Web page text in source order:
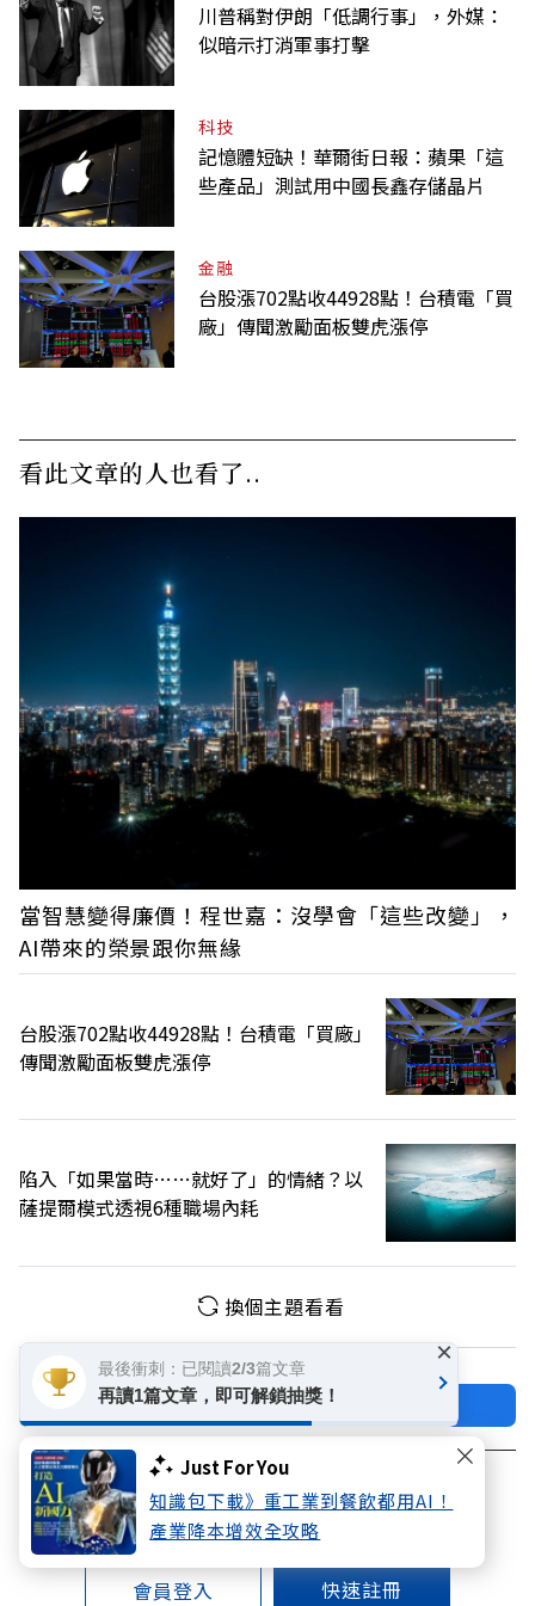
Just For You
知識包下載》重工業到餐飲都用AI！
產業降本增效全攻略
川普稱對伊朗「低調行事」，外媒：
似暗示打消軍事打擊
科技
記憶體短缺！華爾街日報：蘋果「這
些產品」測試用中國長鑫存儲晶片
金融
台股漲702點收44928點！台積電「買
廠」傳聞激勵面板雙虎漲停
看此文章的人也看了..
當智慧變得廉價！程世嘉：沒學會「這些改變」，
AI帶來的榮景跟你無緣
台股漲702點收44928點！台積電「買廠」
傳聞激勵面板雙虎漲停
陷入「如果當時……就好了」的情緒？以
薩提爾模式透視6種職場內耗
換個主題看看
加好友
登入網站會員
享受更多個人化的會員服務
會員登入 快速註冊
最後衝刺：已閱讀2/3篇文章
再讀1篇文章，即可解鎖抽獎！
×